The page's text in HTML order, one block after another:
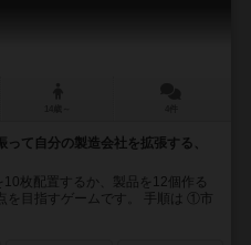
て自分の製造会社を拡張する、
枚配置するか、製品を12個作る
を目指すゲームです。 手順は ①市